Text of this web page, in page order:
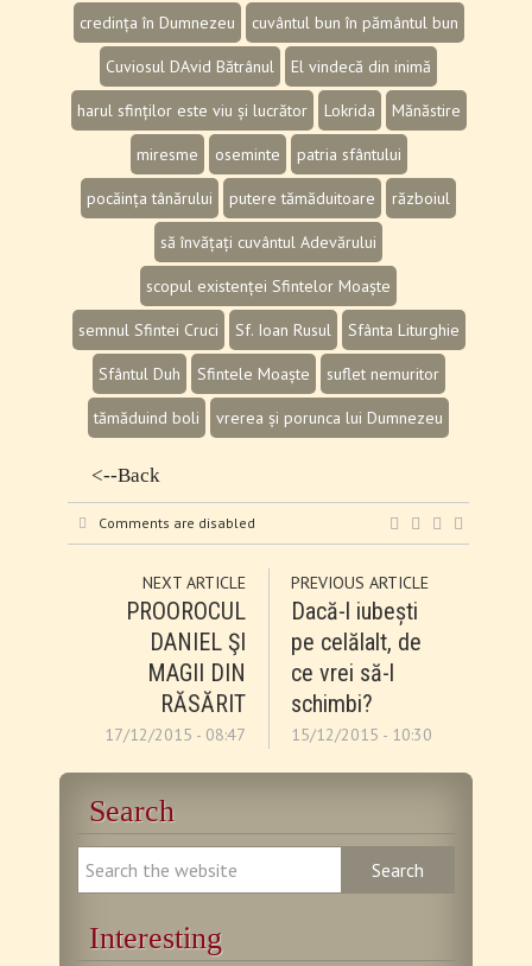
credința în Dumnezeu cuvântul bun în pământul bun
Cuviosul DAvid Bătrânul El vindecă din inimă
harul sfinților este viu și lucrător Lokrida Mănăstire
miresme oseminte patria sfântului
pocăința tânărului putere tămăduitoare războiul
să învățați cuvântul Adevărului
scopul existenței Sfintelor Moaște
semnul Sfintei Cruci Sf. Ioan Rusul Sfânta Liturghie
Sfântul Duh Sfintele Moaște suflet nemuritor
tămăduind boli vrerea și porunca lui Dumnezeu
<--Back
Comments are disabled
NEXT ARTICLE
PROOROCUL
DANIEL ŞI
MAGII DIN
RĂSĂRIT
17/12/2015 - 08:47
PREVIOUS ARTICLE
Dacă-l iubești
pe celălalt, de
ce vrei să-l
schimbi?
15/12/2015 - 10:30
Search
Interesting